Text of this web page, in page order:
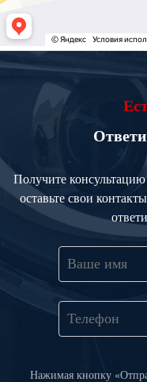
Получите
оставьте свои
Нажимая кнопку